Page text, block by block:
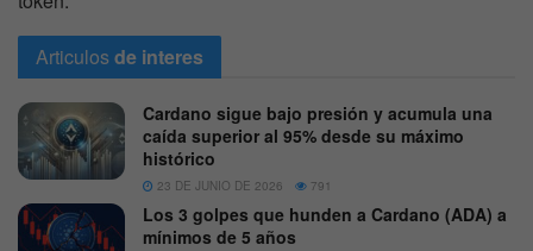
Articulosde interes
Cardano sigue bajo presión y acumula una
caída superior al 95% desde su máximo
histórico
23 DE JUNIO DE 2026 791
Los 3 golpes que hunden a Cardano (ADA) a
mínimos de 5 años